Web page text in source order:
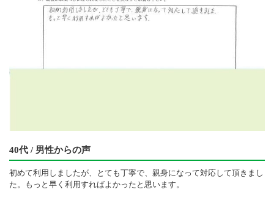
40代 / 男性からの声
初めて利用しましたが、とても丁寧で、親身になって対応して頂きまし
た。もっと早く利用すればよかったと思います。